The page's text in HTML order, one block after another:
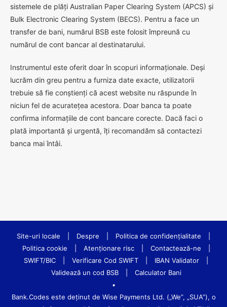
sistemele de plăți Australian Paper Clearing System (APCS) și
Bulk Electronic Clearing System (BECS). Pentru a face un
transfer de bani, numărul BSB este folosit împreună cu
numărul de cont bancar al destinatarului.
Instrumentul este oferit doar în scopuri informaționale. Deși
lucrăm din greu pentru a furniza date exacte, utilizatorii
trebuie să fie conștienți că acest website nu răspunde în
niciun fel de acuratețea acestora. Doar banca ta poate
confirma informațiile de cont bancare corecte. Dacă faci o
plată importantă și urgentă, îți recomandăm să contactezi
banca mai întâi.
Site-uri locale Despre Politica de confidenţialitate
Politica cookie
Atenționare risc Contactează-ne
SWIFT/BIC
Verificare Cod SWIFT IBAN Validator
Validează un cod BSB
Calculator Bani
•
Bank.Codes este deținut de Wise Payments Ltd. („We”, „SUA”), o